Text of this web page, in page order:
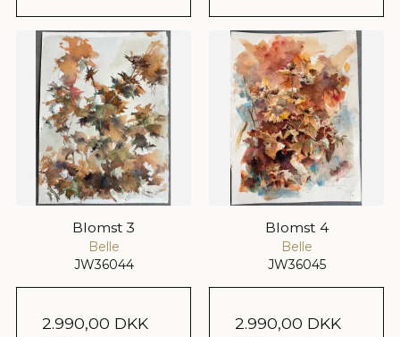
Blomst 3
Belle
JW36044
2.990,00 DKK
Blomst 4
Belle
JW36045
2.990,00 DKK